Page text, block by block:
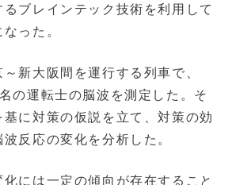
ブレインテック技術を利用して
った。
新大阪間を運行する列車で、
の運転士の脳波を測定した。そ
に対策の仮説を立て、対策の効
反応の変化を分析した。
には一定の傾向が存在すること